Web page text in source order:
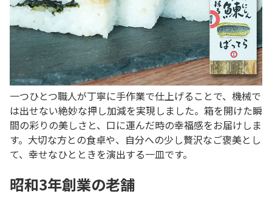
一つひとつ職人が丁寧に手作業で仕上げることで、機械で
は出せない絶妙な押し加減を実現しました。箱を開けた瞬
間の彩りの美しさと、口に運んだ時の幸福感をお届けしま
す。大切な方との食卓や、自分への少し贅沢なご褒美とし
て、幸せなひとときを演出する一皿です。
昭和3年創業の老舗